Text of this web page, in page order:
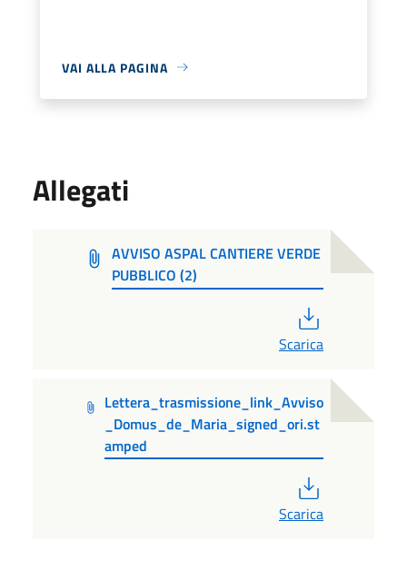
VAI ALLA PAGINA
Allegati
AVVISO ASPAL CANTIERE VERDE
PUBBLICO (2)
Scarica
Lettera_trasmissione_link_Avviso
_Domus_de_Maria_signed_ori.st
amped
Scarica